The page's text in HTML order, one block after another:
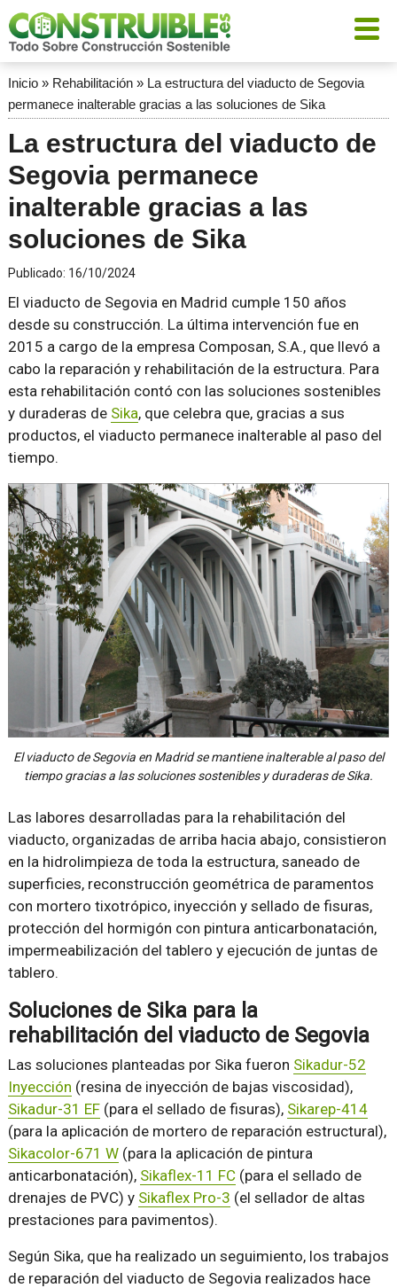
Inicio» Rehabilitación» La estructura del viaducto de Segovia
permanece inalterable gracias a las soluciones de Sika
La estructura del viaducto de
Segovia permanece
inalterable gracias a las
soluciones de Sika
Publicado: 16/10/2024
El viaducto de Segovia en Madrid cumple 150 años
desde su construcción. La última intervención fue en
2015 a cargo de la empresa Composan, S.A., que llevó a
cabo la reparación y rehabilitación de la estructura. Para
esta rehabilitación contó con las soluciones sostenibles
y duraderas de Sika, que celebra que, gracias a sus
productos, el viaducto permanece inalterable al paso del
tiempo.
El viaducto de Segovia en Madrid se mantiene inalterable al paso del
tiempo gracias a las soluciones sostenibles y duraderas de Sika.
Las labores desarrolladas para la rehabilitación del
viaducto, organizadas de arriba hacia abajo, consistieron
en la hidrolimpieza de toda la estructura, saneado de
superficies, reconstrucción geométrica de paramentos
con mortero tixotrópico, inyección y sellado de fisuras,
protección del hormigón con pintura anticarbonatación,
impermeabilización del tablero y ejecución de juntas de
tablero.
Soluciones de Sika para la
rehabilitación del viaducto de Segovia
Las soluciones planteadas por Sika fueron Sikadur-52
Inyección (resina de inyección de bajas viscosidad),
Sikadur-31 EF(para el sellado de fisuras), Sikarep-414
(para la aplicación de mortero de reparación estructural),
Sikacolor-671 W(para la aplicación de pintura
anticarbonatación), Sikaflex-11 FC(para el sellado de
drenajes de PVC) y Sikaflex Pro-3 (el sellador de altas
prestaciones para pavimentos).
Según Sika, que ha realizado un seguimiento, los trabajos
de reparación del viaducto de Segovia realizados hace